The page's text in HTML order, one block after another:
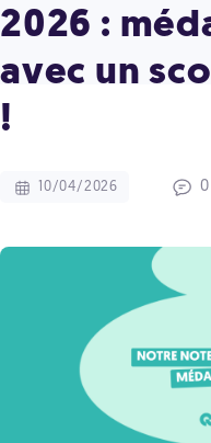
2026 :
avec un
!
10/04/2026